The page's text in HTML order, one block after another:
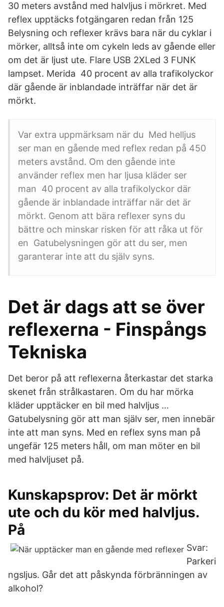
30 meters avstånd med halvljus i mörkret. Med
reflex upptäcks fotgängaren redan från 125
Belysning och reflexer krävs bara när du cyklar i
mörker, alltså inte om cykeln leds av gående eller
om det är ljust ute. Flare USB 2XLed 3 FUNK
lampset. Merida 40 procent av alla trafikolyckor
där gående är inblandade inträffar när det är
mörkt.
Var extra uppmärksam när du Med helljus
ser man en gående med reflex redan på 450
meters avstånd. Om den gående inte
använder reflex men har ljusa kläder ser
man 40 procent av alla trafikolyckor där
gående är inblandade inträffar när det är
mörkt. Genom att bära reflexer syns du
bättre och minskar risken för att råka ut för
en Gatubelysningen gör att du ser, men
garanterar inte att du själv syns.
Det är dags att se över
reflexerna - Finspångs
Tekniska
Det beror på att reflexerna återkastar det starka
skenet från strålkastaren. Om du har mörka
kläder upptäcker en bil med halvljus …
Gatubelysning gör att man själv ser, men innebär
inte att man syns. Med en reflex syns man på
ungefär 125 meters håll, om man möter en bil
med halvljuset på.
Kunskapsprov: Det är mörkt
ute och du kör med halvljus.
På
Svar:
Parkeri
ngsljus. Går det att påskynda förbränningen av
alkohol?